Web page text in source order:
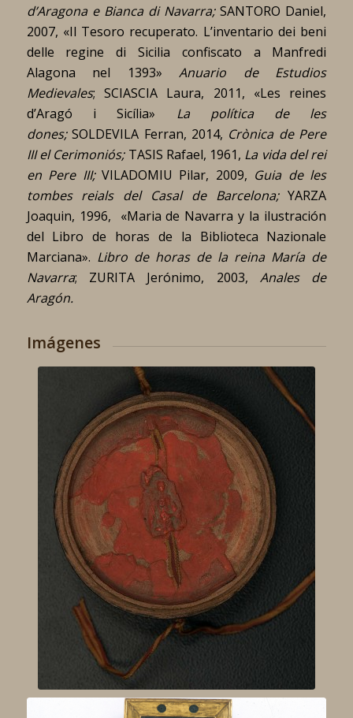
d’Aragona e Bianca di Navarra;SANTORO Daniel,
2007, «Il Tesoro recuperato. L’inventario dei beni
delle regine di Sicilia confiscato a Manfredi
Alagona nel 1393»Anuario de Estudios
Medievales; SCIASCIA Laura, 2011, «Les reines
d’Aragó i Sicília» La política de les
dones;SOLDEVILA Ferran, 2014, Crònica de Pere
III el Cerimoniós;TASIS Rafael, 1961, La vida del rei
en Pere III;VILADOMIU Pilar, 2009, Guia de les
tombes reials del Casal de Barcelona;YARZA
Joaquin, 1996, «Maria de Navarra y la ilustración
del Libro de horas de la Biblioteca Nazionale
Marciana». Libro de horas de la reina María de
Navarra; ZURITA Jerónimo, 2003,Anales de
Aragón.
Imágenes